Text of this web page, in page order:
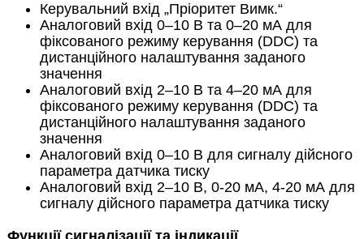
Керувальний вхід „Пріоритет Вимк.“
Аналоговий вхід 0–10 В та 0–20 мА для
фіксованого режиму керування (DDC) та
дистанційного налаштування заданого
значення
Аналоговий вхід 2–10 В та 4–20 мА для
фіксованого режиму керування (DDC) та
дистанційного налаштування заданого
значення
Аналоговий вхід 0–10 В для сигналу дійсного
параметра датчика тиску
Аналоговий вхід 2–10 В, 0-20 мА, 4-20 мА для
сигналу дійсного параметра датчика тиску
Функції сигналізації та індикації